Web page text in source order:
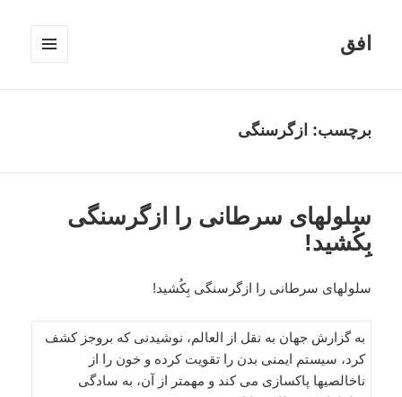
افق
برچسب: ازگرسنگی
سلولهای سرطانی را ازگرسنگی
بِکُشید!
سلولهای سرطانی را ازگرسنگی بِکُشید!
به گزارش جهان به نقل از العالم، نوشیدنی که بروجز کشف
کرد، سیستم ایمنی بدن را تقویت کرده و خون را از
ناخالصیها پاکسازی می کند و مهمتر از آن، به سادگی